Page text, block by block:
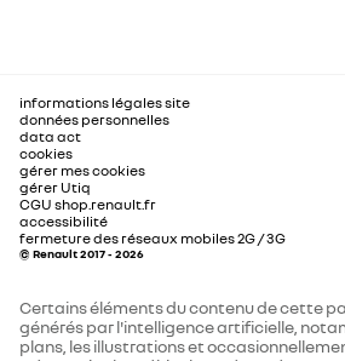
informations légales site
données personnelles
data act
cookies
gérer mes cookies
gérer Utiq
CGU shop.renault.fr
accessibilité
fermeture des réseaux mobiles 2G / 3G
© Renault 2017 - 2026
Certains éléments du contenu de cette
générés par l'intelligence artificielle,
plans, les illustrations et